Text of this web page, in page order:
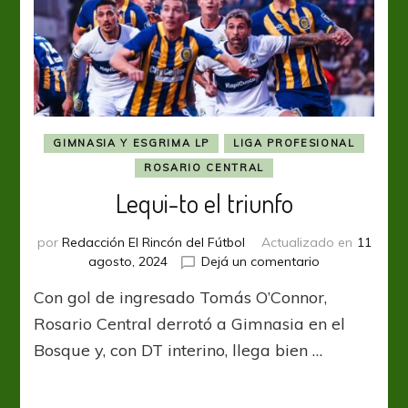
GIMNASIA Y ESGRIMA LP
LIGA PROFESIONAL
ROSARIO CENTRAL
Lequi-to el triunfo
por Redacción El Rincón del Fútbol Actualizado en 11
agosto, 2024
Dejá un comentario
to
el
Con gol de ingresado Tomás O’Connor,
Rosario Central derrotó a Gimnasia en el
Bosque y, con DT interino, llega bien …